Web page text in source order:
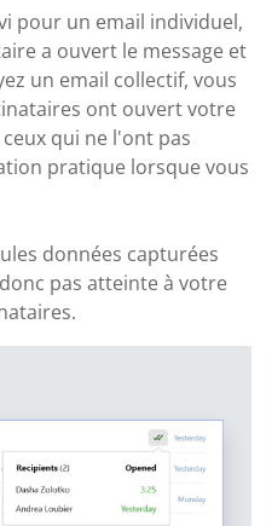
pour un email individuel,
a ouvert le message et
un email collectif, vous
ont ouvert votre
qui ne l'ont pas
pratique lorsque vous
données capturées
pas atteinte à votre